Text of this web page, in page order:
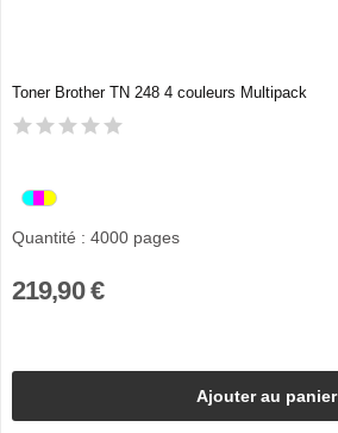
Toner Brother TN 248 4 couleurs Multipack
Quantité : 4000 pages
219,90 €
Ajouter au panier